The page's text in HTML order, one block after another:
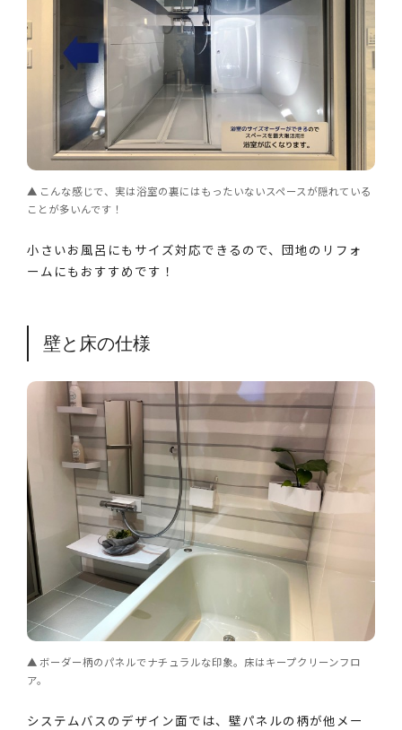
こんな感じで、実は浴室の裏にはもったいないスペースが隠れている
ことが多いんです！
小さいお風呂にもサイズ対応できるので、団地のリフォ
ームにもおすすめです！
壁と床の仕様
ボーダー柄のパネルでナチュラルな印象。床はキープクリーンフロ
ア。
システムバスのデザイン面では、壁パネルの柄が他メー